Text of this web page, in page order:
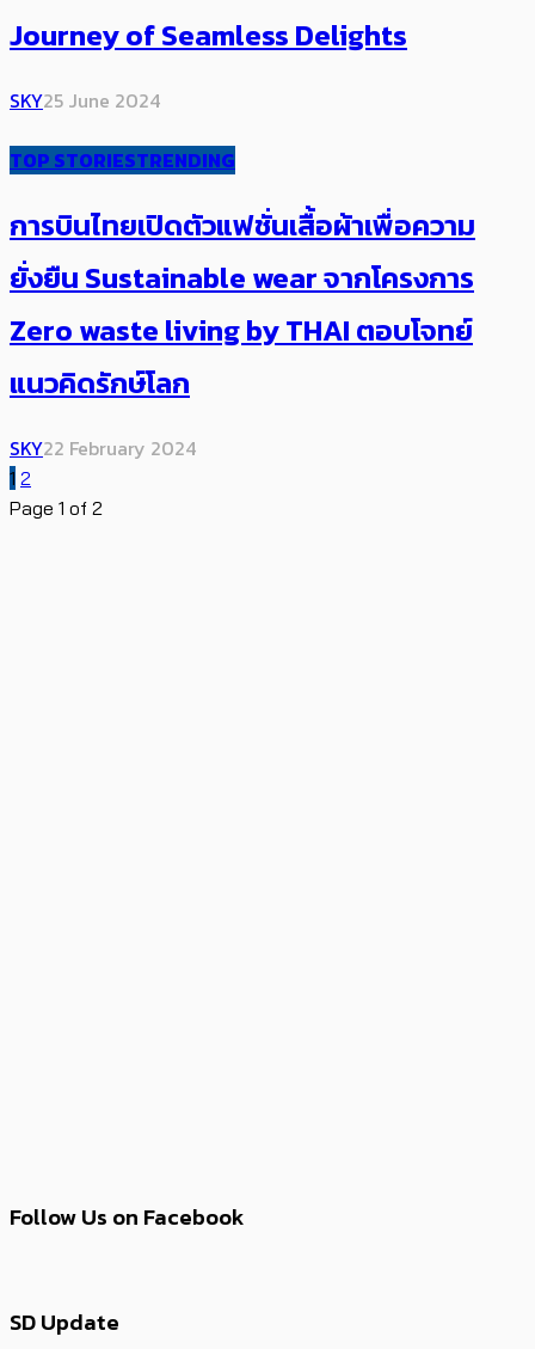
Journey of Seamless Delights
SKY25 June 2024
TOP STORIESTRENDING
การบินไทยเปิดตัวแฟชั่นเสื้อผ้าเพื่อความ
ยั่งยืน Sustainable wear จากโครงการ
Zero waste living by THAI ตอบโจทย์
แนวคิดรักษ์โลก
SKY22 February 2024
1 2
Page 1 of 2
Follow Us on Facebook
SD Update